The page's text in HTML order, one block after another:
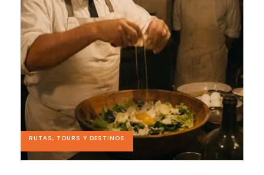
RUTAS, TOURS Y DESTINOS